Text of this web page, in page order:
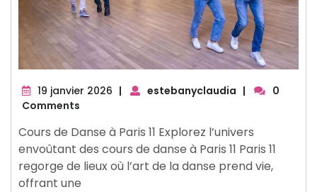
19 janvier 2026 19| estebanyclaudia |
0
Comments
Cours de Danse à Paris 11 Explorez l’univers
envoûtant des cours de danse à Paris 11 Paris 11
regorge de lieux où l’art de la danse prend vie,
offrant une